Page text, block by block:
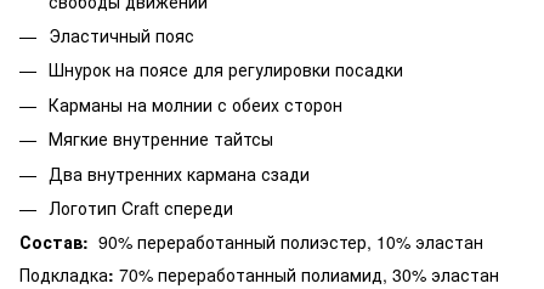
Эластичный пояс
Шнурок на поясе для регулировки посадки
Карманы на молнии с обеих сторон
Мягкие внутренние тайтсы
Два внутренних кармана сзади
Логотип Craft спереди
Состав: 90% переработанный полиэстер, 10% эластан
Подкладка: 70% переработанный полиамид, 30% эластан